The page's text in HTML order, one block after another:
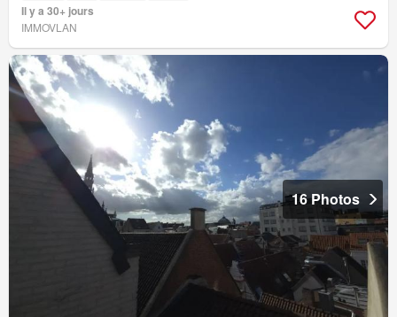
Il y a 30+ jours
IMMOVLAN
16 Photos